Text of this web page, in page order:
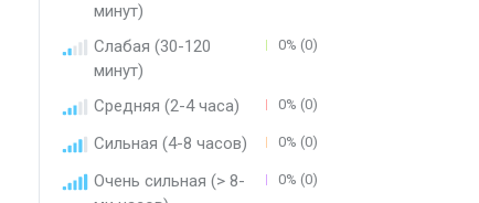
минут)
Слабая (30-120
минут)
0% (0)
Средняя (2-4 часа) 0% (0)
Сильная (4-8 часов) 0% (0)
Очень сильная (> 8-
0% (0)